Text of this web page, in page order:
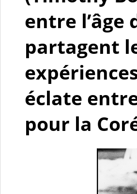
entre l’âge
partagent
éclate
pour la